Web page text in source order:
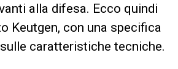
alla difesa. Ecco quindi
Keutgen, con una specifica
caratteristiche tecniche.